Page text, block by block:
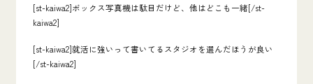
[st-kaiwa2]ボックス写真機は駄目だけど、他はどこも一緒[/st-
kaiwa2]
[st-kaiwa2]就活に強いって書いてるスタジオを選んだほうが良い
[/st-kaiwa2]